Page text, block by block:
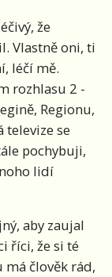
že
Vlastně oni, ti
léčí mě.
rozhlasu 2 -
Regionu,
televize se
pochybuji,
lidí
aby zaujal
říci, že si té
člověk rád,